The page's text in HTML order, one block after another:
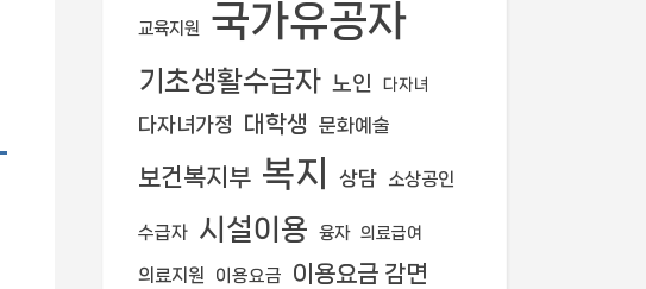
교육지원 국가유공자
기초생활수급자 노인 다자녀
다자녀가정 대학생 문화예술
보건복지부 복지 상담 소상공인
수급자 시설이용 융자 의료급여
의료지원 이용요금 이용요금 감면